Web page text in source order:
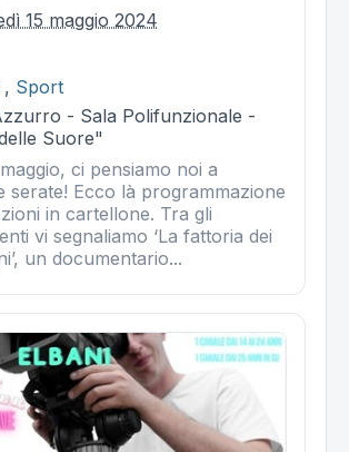
15 maggio 2024
, Sport
- Sala Polifunzionale -
Suore"
ci pensiamo noi a
serate! Ecco là programmazione
in cartellone. Tra gli
vi segnaliamo ‘La fattoria dei
un documentario...